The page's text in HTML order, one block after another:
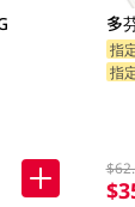
多
指
指